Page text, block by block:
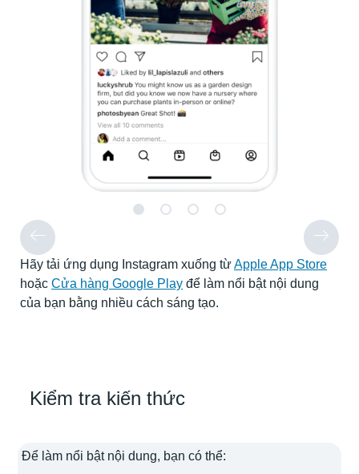
Hãy tải ứng dụng Instagram xuống từApple App Store
hoặc Cửa hàng Google Play để làm nổi bật nội dung
của bạn bằng nhiều cách sáng tạo.
Kiểm tra kiến thức
Để làm nổi bật nội dung, bạn có thể: